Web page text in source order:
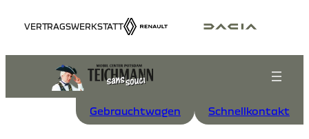
Inhalt
VERTRAGSWERKSTATT
Gebrauchtwagen Schnellkontakt